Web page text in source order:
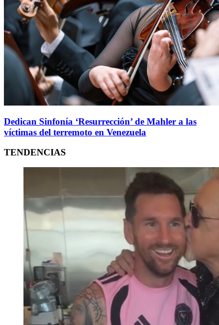
Dedican Sinfonía ‘Resurrección’ de Mahler a las
víctimas del terremoto en Venezuela
TENDENCIAS